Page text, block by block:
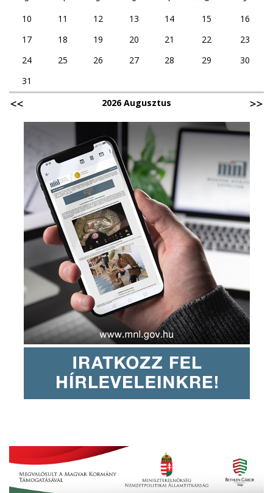
10
11 12 13 14 15
16
17
18 19 20 21 22
23
24
25 26 27 28 29
30
31
2026 Augusztus